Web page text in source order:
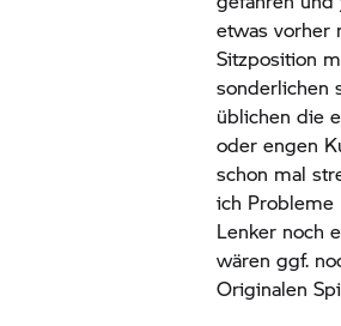
etwas vorher
Sitzposition
sonderlichen
üblichen die
oder engen
schon mal
ich Probleme
Lenker noch
wären ggf.
Originalen